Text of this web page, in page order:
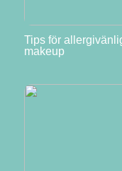
Tips för
makeup